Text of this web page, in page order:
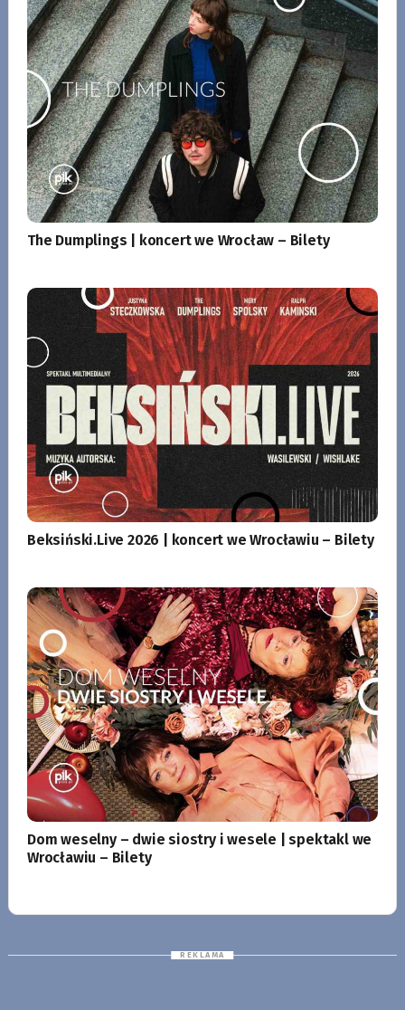
The Dumplings | koncert we Wrocław – Bilety
Beksiński.Live 2026 | koncert we Wrocławiu – Bilety
Dom weselny – dwie siostry i wesele | spektakl we
Wrocławiu – Bilety